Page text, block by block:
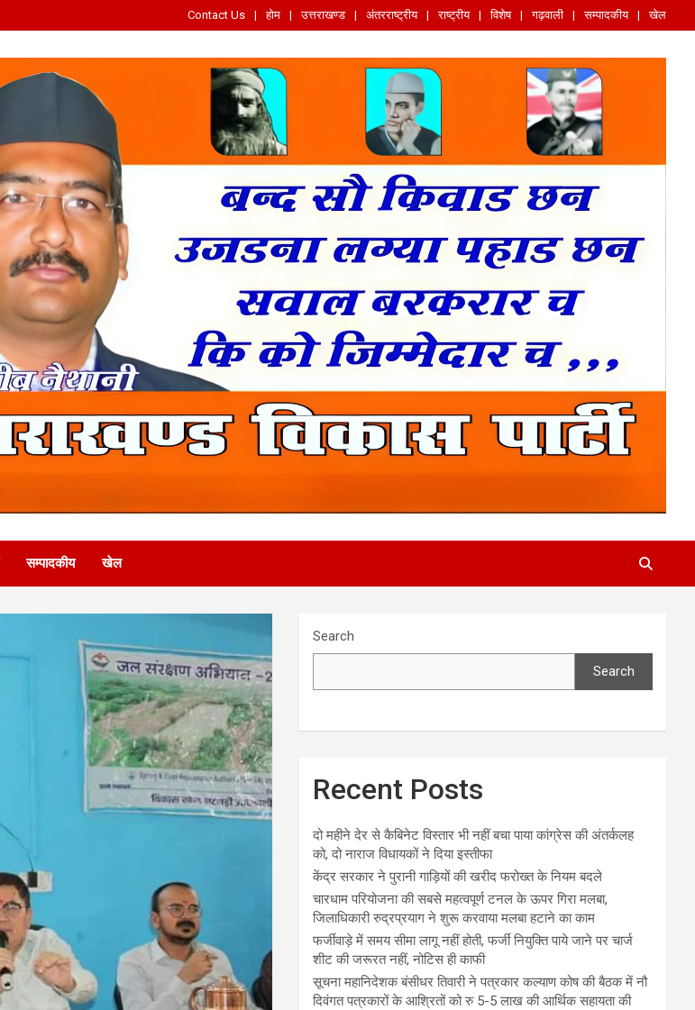
Contact Us होम उत्तराखण्ड अंतरराष्ट्रीय राष्ट्रीय विशेष गढ़वाली सम्पादकीय खेल
सम्पादकीय खेल
Search
Search
Recent Posts
दो महीने देर से कैबिनेट विस्तार भी नहीं बचा पाया कांग्रेस की अंतर्कलह
को, दो नाराज विधायकों ने दिया इस्तीफा
केंद्र सरकार ने पुरानी गाड़ियों की खरीद फरोख्त के नियम बदले
चारधाम परियोजना की सबसे महत्वपूर्ण टनल के ऊपर गिरा मलबा,
जिलाधिकारी रुद्रप्रयाग ने शुरू करवाया मलबा हटाने का काम
फर्जीवाड़े में समय सीमा लागू नहीं होती, फर्जी नियुक्ति पाये जाने पर चार्ज
शीट की जरूरत नहीं, नोटिस ही काफी
सूचना महानिदेशक बंसीधर तिवारी ने पत्रकार कल्याण कोष की बैठक में नौ
दिवंगत पत्रकारों के आश्रितों को रु 5-5 लाख की आर्थिक सहायता की